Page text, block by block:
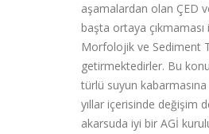
aşamalardan olan ÇED
başta ortaya
Morfolojik ve Sediment
getirmektedirler. Bu
türlü suyun
yıllar içerisinde değişim
akarsuda iyi bir AGİ